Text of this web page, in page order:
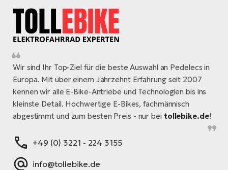
Wir sind Ihr Top-Ziel für die beste Auswahl an Pedelecs in
Europa. Mit über einem Jahrzehnt Erfahrung seit 2007
kennen wir alle E-Bike-Antriebe und Technologien bis ins
kleinste Detail. Hochwertige E-Bikes, fachmännisch
abgestimmt und zum besten Preis - nur bei tollebike.de!
+49 (0) 3221 - 224 3155
info@tollebike.de